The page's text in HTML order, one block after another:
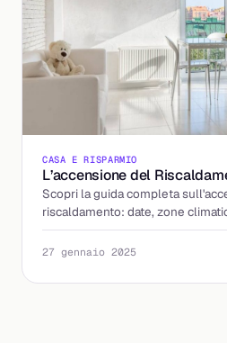
CASA E RISPARMIO
L’accensione del
Scopri la guida completa
riscaldamento: date, zone
risparmiare sulle bollette.
27 gennaio 2025